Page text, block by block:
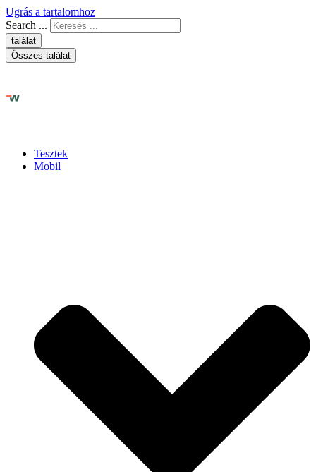
Ugrás a tartalomhoz
Search ...
találat
Összes találat
Tesztek
Mobil